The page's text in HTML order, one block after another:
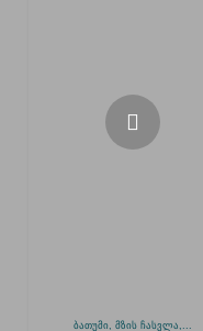
ბათუმი, მზის ჩასვლა,...